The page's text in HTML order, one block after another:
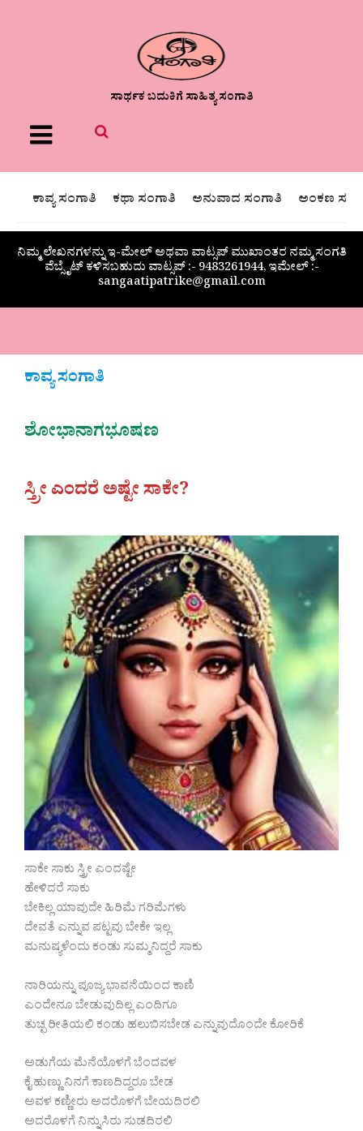
ಸಾರ್ಥಕ ಬದುಕಿಗೆ ಸಾಹಿತ್ಯ ಸಂಗಾತಿ
Menu
ಕಾವ್ಯ ಸಂಗಾತಿ ಕಥಾ ಸಂಗಾತಿ ಅನುವಾದ ಸಂಗಾತಿ ಅಂಕಣ
ನಿಮ್ಮ ಲೇಖನಗಳನ್ನು ಇ-ಮೇಲ್ ಅಥವಾ ವಾಟ್ಸಪ್ ಮುಖಾಂತರ ನಮ್ಮ ಸಂಗತಿ
ವೆಬ್ಸೈಟ್ ಕಳಿಸಬಹುದು ವಾಟ್ಸಪ್‌ :- 9483261944, ಇಮೇಲ್ :-
sangaatipatrike@gmail.com
ಕಾವ್ಯ ಸಂಗಾತಿ
ಶೋಭಾನಾಗಭೂಷಣ
ಸ್ತ್ರೀ ಎಂದರೆ ಅಷ್ಟೇ ಸಾಕೇ?
ಸಾಕೇ ಸಾಕು ಸ್ತ್ರೀ ಎಂದಷ್ಟೇ
ಹೇಳಿದರೆ ಸಾಕು
ಬೇಕಿಲ್ಲ ಯಾವುದೇ ಹಿರಿಮೆ ಗರಿಮೆಗಳು
ದೇವತೆ ಎನ್ನುವ ಪಟ್ಟವು ಬೇಕೇ ಇಲ್ಲ
ಮನುಷ್ಯಳೆಂದು ಕಂಡು ಸುಮ್ಮನಿದ್ದರೆ ಸಾಕು
ನಾರಿಯನ್ನು ಪೂಜ್ಯ ಭಾವನೆಯಿಂದ ಕಾಣಿ
ಎಂದೇನೂ ಬೇಡುವುದಿಲ್ಲ ಎಂದಿಗೂ
ತುಚ್ಛ ರೀತಿಯಲಿ ಕಂಡು ಹಲುಬಿಸಬೇಡ ಎನ್ನುವುದೊಂದೇ ಕೋರಿಕೆ
ಅಡುಗೆಯ ಮೆನೆಯೊಳಗೆ ಬೆಂದವಳ
ಕೈ ಹುಣ್ಣು ನಿನಗೆ ಕಾಣದಿದ್ದರೂ ಬೇಡ
ಅವಳ ಕಣ್ಣೀರು ಅದರೊಳಗೆ ಬೇಯದಿರಲಿ
ಅದರೊಳಗೆ ನಿನ್ನುಸಿರು ಸುಡದಿರಲಿ